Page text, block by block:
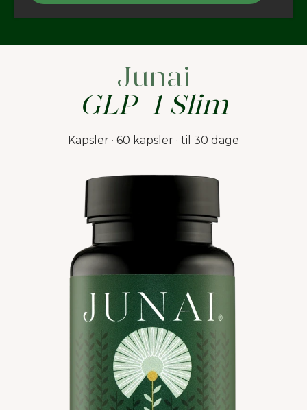
Junai
GLP-1 Slim
Kapsler · 60 kapsler · til 30 dage